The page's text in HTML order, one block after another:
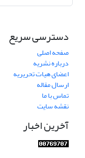
دسترسی سریع
صفحه اصلی
درباره نشریه
اعضای هیات تحریریه
ارسال مقاله
تماس با ما
نقشه سایت
آخرین اخبار